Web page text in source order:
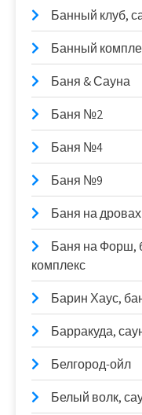
Банный клуб,
Банный
Баня & Сауна
Баня №2
Баня №4
Баня №9
Баня на
Баня на Форш,
комплекс
Барин Хаус,
Барракуда,
Белгород-ойл
Белый волк,